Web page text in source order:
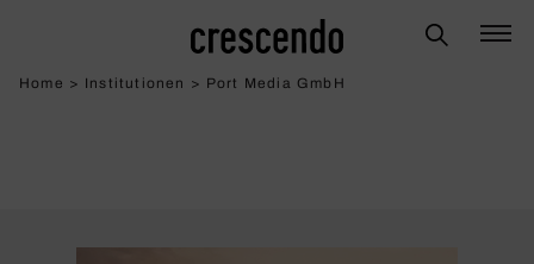
Home > Institutionen > Port Media GmbH